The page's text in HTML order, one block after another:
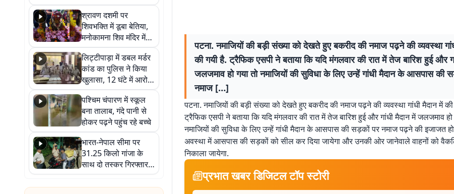
रोपकर और खाद डालकर
जताया आक्रोश
श्रावण दशमी पर
शिवभक्ति में डूबा बेतिया,
मनोकामना शिव मंदिर में
हुआ भव्य श्रृंगार
लिट्टीपाड़ा में डबल मर्डर
कांड का पुलिस ने किया
खुलासा, 12 घंटे में आरोपी
गिरफ्तार
पश्चिम चंपारण में स्कूल
बना तालाब, गंदे पानी से
होकर पढ़ने पहुंच रहे बच्चे
भारत-नेपाल सीमा पर
31.25 किलो गांजा के
साथ दो तस्कर गिरफ्तार,
नेपाली नंबर की बाइक
जब्त
पटना. नमाजियों की बड़ी संख्या को देखते हुए बकरीद की नमाज पढ़ने की व्यवस्था
की गयी है. ट्रैफिक एसपी ने बताया कि यदि मंगलवार की रात में तेज बारिश हुई और
जलजमाव हो गया तो नमाजियों की सुविधा के लिए उन्हें गांधी मैदान के आसपास की
नमाज […]
पटना. नमाजियों की बड़ी संख्या को देखते हुए बकरीद की नमाज पढ़ने की व्यवस्था गांधी मैदान में
ट्रैफिक एसपी ने बताया कि यदि मंगलवार की रात में तेज बारिश हुई और गांधी मैदान में जलजमाव हो
नमाजियों की सुविधा के लिए उन्हें गांधी मैदान के आसपास की सड़कों पर नमाज पढ़ने की इजाजत
अवस्था में आसपास की सड़कों को सील कर दिया जायेगा और उनकी ओर जानेवाले वाहनों को
निकाला जायेगा.
प्रभात खबर डिजिटल टॉप स्टोरी